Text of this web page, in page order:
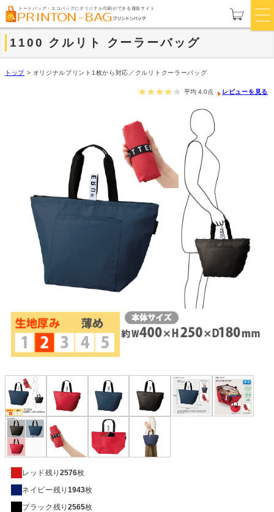
トートバッグ・エコバッグにオリジナル印刷ができる通販サイト
1100 クルリト クーラーバッグ
トップ > オリジナルプリント1枚から対応／クルリトクーラーバッグ
平均 4.0点 レビューを見る
レッド残り2576枚
ネイビー残り 1943枚
ブラック 残り 2565枚